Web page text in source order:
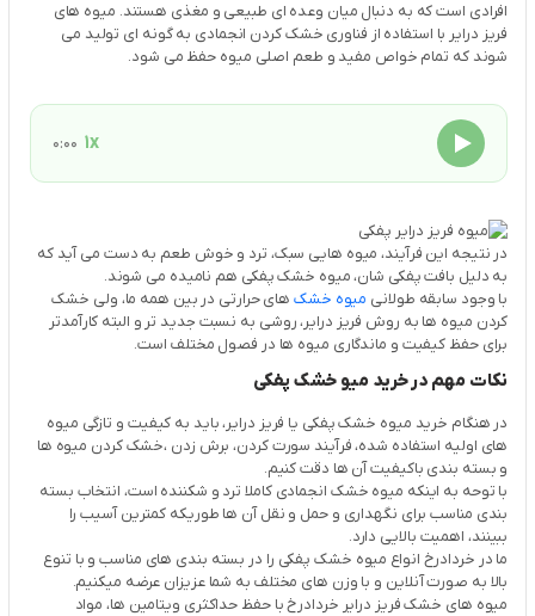
افرادی است که به دنبال میان وعده ای طبیعی و مغذی هستند. میوه های
فریز درایر با استفاده از فناوری خشک کردن انجمادی به گونه ای تولید می
شوند که تمام خواص مفید و طعم اصلی میوه حفظ می شود.
1x
0:00
در نتیجه این فرآیند، میوه هایی سبک، ترد و خوش طعم به دست می آید که
به دلیل بافت پفکی شان، میوه خشک پفکی هم نامیده می شوند.
با وجود سابقه طولانی میوه خشکهای حرارتی در بین همه ما، ولی خشک
کردن میوه ها به روش فریز درایر، روشی به نسبت جدید تر و البته کارآمدتر
برای حفظ کیفیت و ماندگاری میوه ها در فصول مختلف است.
نکات مهم در خرید میو خشک پفکی
در هنگام خرید میوه خشک پفکی یا فریز درایر، باید به کیفیت و تازگی میوه
های اولیه استفاده شده، فرآیند سورت کردن، برش زدن ،خشک کردن میوه ها
و بسته بندی باکیفیت آن ها دقت کنیم.
با توحه به اینکه میوه خشک انجمادی کاملا ترد و شکننده است، انتخاب بسته
بندی مناسب برای نگهداری و حمل و نقل آن ها طوریکه کمترین آسیب را
ببینند، اهمیت بالایی دارد.
ما در خردادرخ انواع میوه خشک پفکی را در بسته بندی های مناسب و با تنوع
بالا به صورت آنلاین و با وزن های مختلف به شما عزیزان عرضه میکنیم.
میوه های خشک فریز درایر خردادرخ با حفظ حداکثری ویتامین ها، مواد